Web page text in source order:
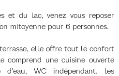
et du lac, venez vous reposer
mitoyenne pour 6 personnes.
elle offre tout le confort
comprend une cuisine ouverte
WC indépendant. les